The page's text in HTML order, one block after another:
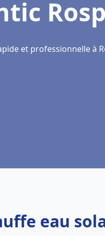
et professionnelle à
eau